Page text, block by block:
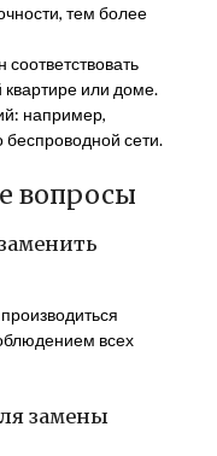
тем более
или доме.
например,
сети.
вопросы
всех
замены